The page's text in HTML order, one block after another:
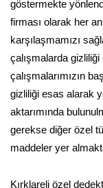
göstermekte
firması olarak her
karşılaşmamızı
çalışmalarda
çalışmalarımızın
gizliliği esas alarak
aktarımında
gerekse diğer özel
maddeler yer
Kırklareli özel